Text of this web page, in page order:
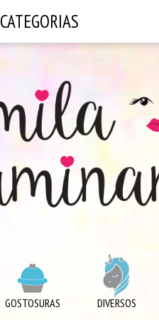
CATEGORIAS
GOSTOSURAS DIVERSOS